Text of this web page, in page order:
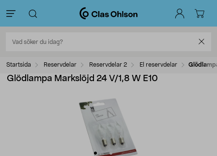
Startsida Reservdelar Reservdelar 2 El reservdelar
Glödlampa Markslöjd 24 V/1,8 W E10